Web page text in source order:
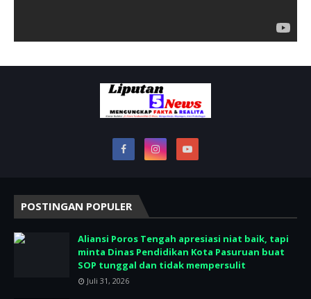
POSTINGAN POPULER
Aliansi Poros Tengah apresiasi niat baik, tapi
minta Dinas Pendidikan Kota Pasuruan buat
SOP tunggal dan tidak mempersulit
Juli 31, 2026